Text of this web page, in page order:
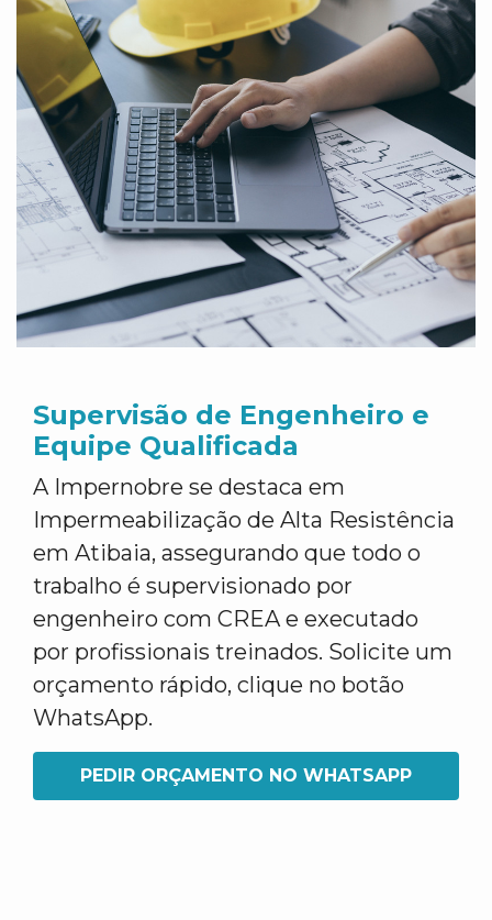
Supervisão de Engenheiro e
Equipe Qualificada
A Impernobre se destaca em
Impermeabilização de Alta Resistência
em Atibaia, assegurando que todo o
trabalho é supervisionado por
engenheiro com CREA e executado
por profissionais treinados. Solicite um
orçamento rápido, clique no botão
WhatsApp.
PEDIR ORÇAMENTO NO WHATSAPP